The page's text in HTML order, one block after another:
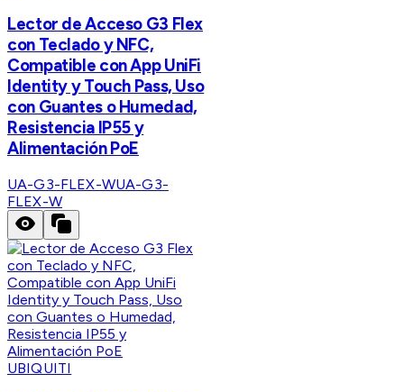
Lector de Acceso G3 Flex
con Teclado y NFC,
Compatible con App UniFi
Identity y Touch Pass, Uso
con Guantes o Humedad,
Resistencia IP55 y
Alimentación PoE
UA-G3-FLEX-WUA-G3-
FLEX-W
UBIQUITI